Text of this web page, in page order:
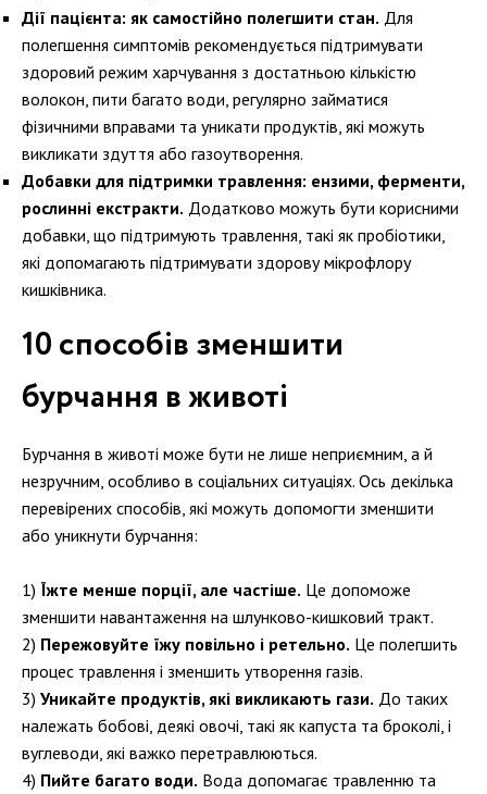
Дії пацієнта: як самостійно полегшити стан. Для
полегшення симптомів рекомендується підтримувати
здоровий режим харчування з достатньою кількістю
волокон, пити багато води, регулярно займатися
фізичними вправами та уникати продуктів, які можуть
викликати здуття або газоутворення.
Добавки для підтримки травлення: ензими, ферменти,
рослинні екстракти. Додатково можуть бути корисними
добавки, що підтримують травлення, такі як пробіотики,
які допомагають підтримувати здорову мікрофлору
кишківника.
10 способів зменшити
бурчання в животі
Бурчання в животі може бути не лише неприємним, а й
незручним, особливо в соціальних ситуаціях. Ось декілька
перевірених способів, які можуть допомогти зменшити
або уникнути бурчання:
Їжте менше порції, але частіше. Це допоможе
зменшити навантаження на шлунково-кишковий тракт.
Пережовуйте їжу повільно і ретельно. Це полегшить
процес травлення і зменшить утворення газів.
Уникайте продуктів, які викликають гази. До таких
належать бобові, деякі овочі, такі як капуста та броколі, і
вуглеводи, які важко перетравлюються.
Пийте багато води. Вода допомагає травленню та